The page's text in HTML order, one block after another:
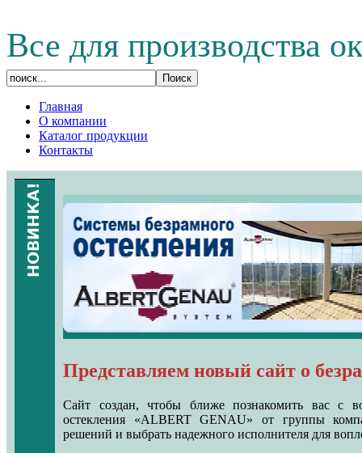
Все для производства
Главная
О компании
Каталог продукции
Контакты
Представляем новый сайт о
Сайт создан, чтобы ближе познакомить вас с
остекления «ALBERT GENAU» от группы
решений и выбрать надежного исполнителя для